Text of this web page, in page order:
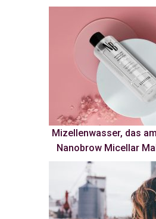
Mizellenwasser, das
Nanobrow Micellar